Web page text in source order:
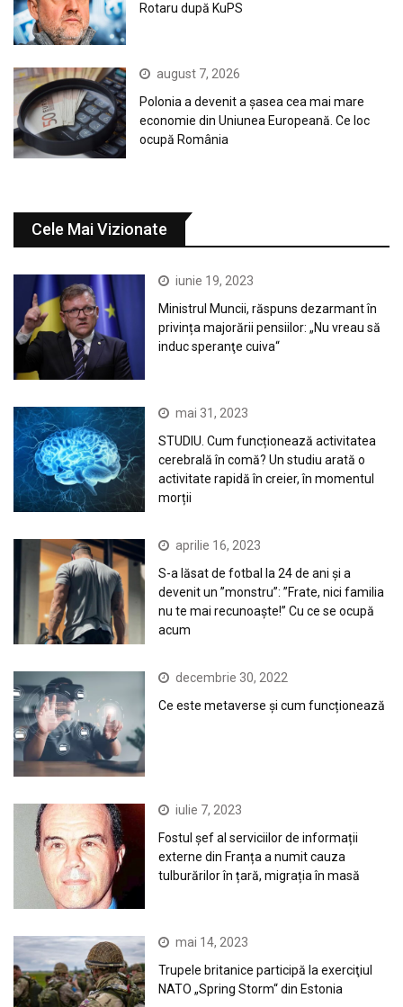
Rotaru după KuPS
august 7, 2026
Polonia a devenit a șasea cea mai mare
economie din Uniunea Europeană. Ce loc
ocupă România
Cele Mai Vizionate
iunie 19, 2023
Ministrul Muncii, răspuns dezarmant în
privința majorării pensiilor: „Nu vreau să
induc speranţe cuiva“
mai 31, 2023
STUDIU. Cum funcționează activitatea
cerebrală în comă? Un studiu arată o
activitate rapidă în creier, în momentul
morții
aprilie 16, 2023
S-a lăsat de fotbal la 24 de ani și a
devenit un ”monstru”: ”Frate, nici familia
nu te mai recunoaște!” Cu ce se ocupă
acum
decembrie 30, 2022
Ce este metaverse și cum funcționează
iulie 7, 2023
Fostul șef al serviciilor de informații
externe din Franța a numit cauza
tulburărilor în țară, migrația în masă
mai 14, 2023
Trupele britanice participă la exerciţiul
NATO „Spring Storm“ din Estonia